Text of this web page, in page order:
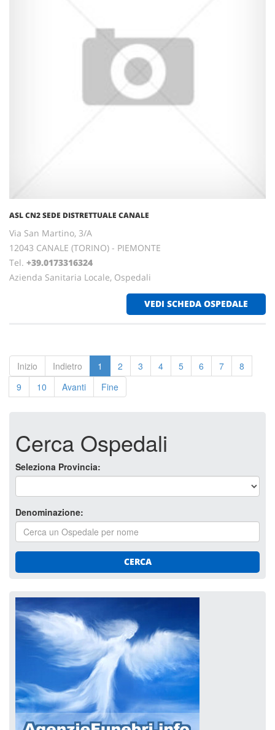
ASL CN2 SEDE DISTRETTUALE CANALE
Via San Martino, 3/A
12043 CANALE (TORINO) - PIEMONTE
Tel. +39.0173316324
Azienda Sanitaria Locale, Ospedali
VEDI SCHEDA OSPEDALE
Inizio Indietro 1 2 3 4 5 6 7
8
9
10 Avanti Fine
Cerca Ospedali
Seleziona Provincia:
Denominazione:
CERCA